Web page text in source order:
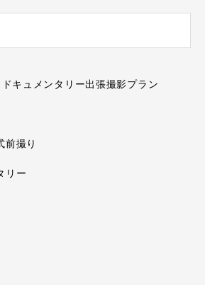
キュメンタリー出張撮影プラン
前撮り
リー